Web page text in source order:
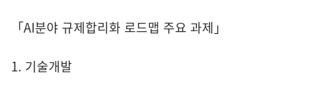
「AI분야 규제합리화 로드맵 주요 과제」
1. 기술개발